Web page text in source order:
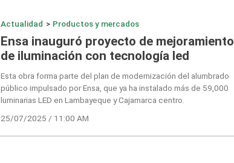
Actualidad > Productos y mercados
Ensa inauguró proyecto de mejoramiento
de iluminación con tecnología led
Esta obra forma parte del plan de modernización del alumbrado
público impulsado por Ensa, que ya ha instalado más de 59,000
luminarias LED en Lambayeque y Cajamarca centro.
25/07/2025 / 11:00 AM